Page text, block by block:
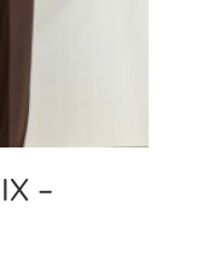
–